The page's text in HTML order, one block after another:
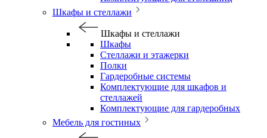
Шкафы и стеллажи
Шкафы и стеллажи
Шкафы
Стеллажи и этажерки
Полки
Гардеробные системы
Комплектующие для шкафов и
стеллажей
Комплектующие для гардеробных
Мебель для гостиных